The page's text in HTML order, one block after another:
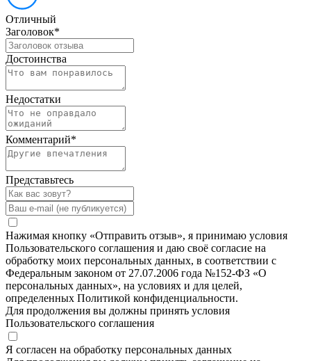
Отличный
Заголовок*
Достоинства
Недостатки
Комментарий*
Представьтесь
Нажимая кнопку «Отправить отзыв», я принимаю условия
Пользовательского соглашения и даю своё согласие на
обработку моих персональных данных, в соответствии с
Федеральным законом от 27.07.2006 года №152-ФЗ «О
персональных данных», на условиях и для целей,
определенных Политикой конфиденциальности.
Для продолжения вы должны принять условия
Пользовательского соглашения
Я согласен на обработку персональных данных